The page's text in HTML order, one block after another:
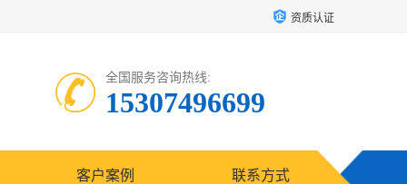
资质认证
全国服务咨询热线:
15307496699
客户案例 联系方式